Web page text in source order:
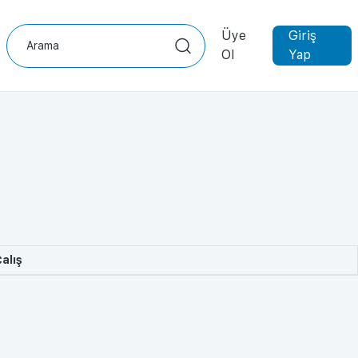
Üye
Ol
Giriş
Yap